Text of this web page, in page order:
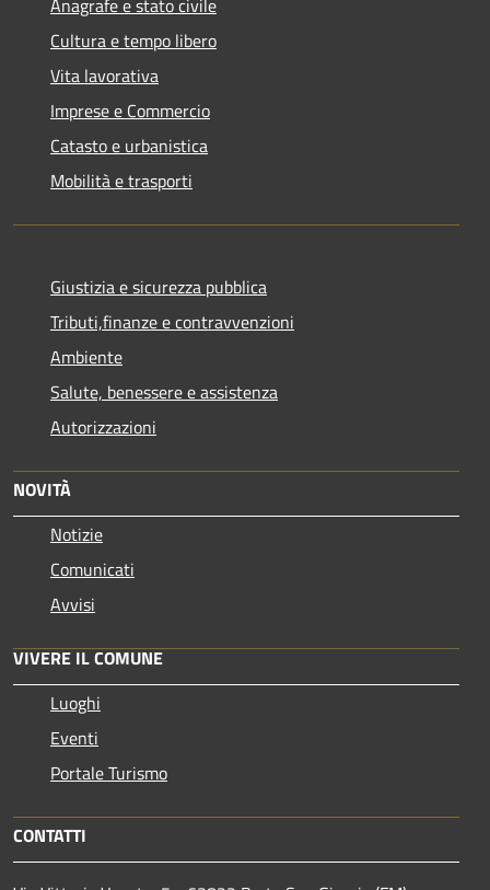
Cultura e tempo libero
Vita lavorativa
Imprese e Commercio
Catasto e urbanistica
Mobilità e trasporti
Giustizia e sicurezza pubblica
Tributi,finanze e contravvenzioni
Ambiente
Salute, benessere e assistenza
Autorizzazioni
NOVITÀ
Notizie
Comunicati
Avvisi
VIVERE IL COMUNE
Luoghi
Eventi
Portale Turismo
CONTATTI